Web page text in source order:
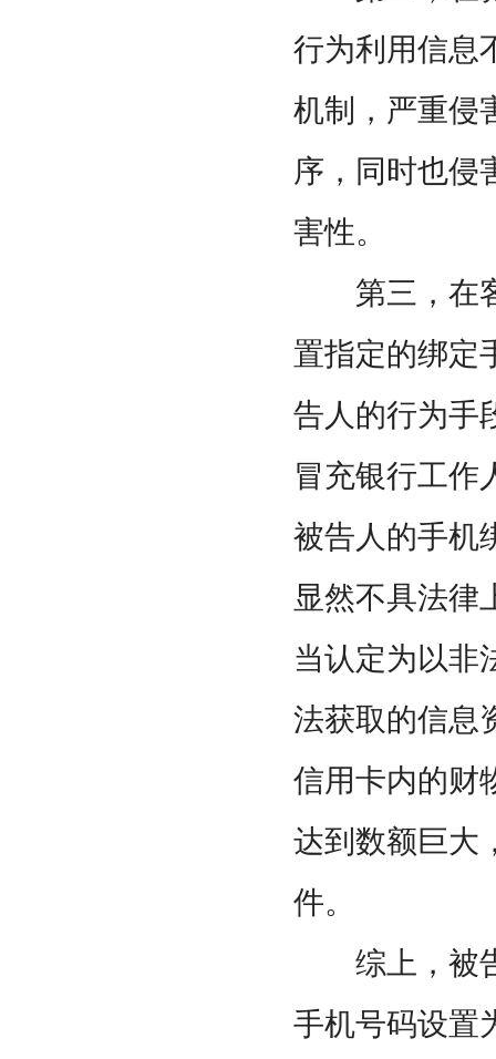
行为利用信息
机制，严重侵
序，同时也侵
害性。
第三，在客
置指定的绑定
告人的行为手
冒充银行工作
被告人的手机
显然不具法律
当认定为以非
法获取的信息
信用卡内的财
达到数额巨大
件。
综上，被告
手机号码设置